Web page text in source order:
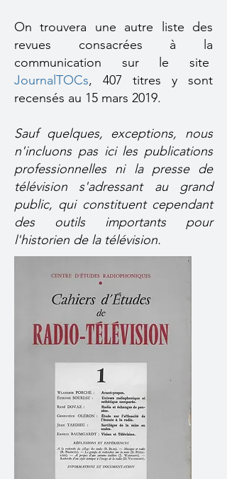
On trouvera une autre liste des
revues consacrées à la
communication sur le site
JournalTOCs, 407 titres y sont
recensés au 15 mars 2019.
Sauf quelques, exceptions, nous
n'incluons pas ici les publications
professionnelles ni la presse de
télévision s'adressant au grand
public, qui constituent cependant
des outils importants pour
l'historien de la télévision.